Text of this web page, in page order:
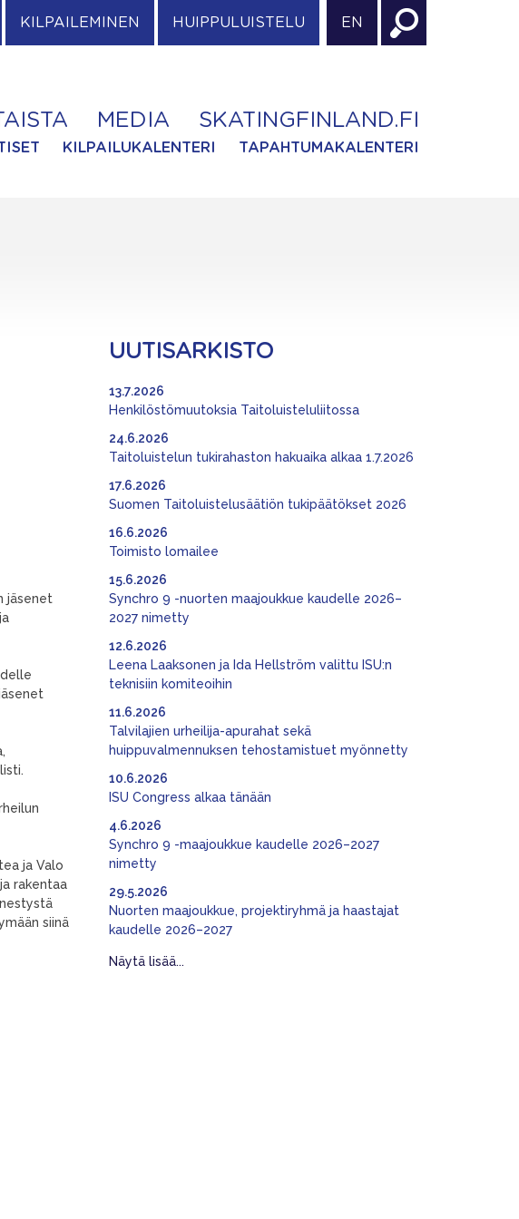
KILPAILEMINEN HUIPPULUISTELU EN
MEDIA SKATINGFINLAND.FI
KILPAILUKALENTERI TAPAHTUMAKALENTERI
jäsenet
ja Valo
rakentaa
siinä
UUTISARKISTO
Henkilöstömuutoksia Taitoluisteluliitossa
13.7.2026
Taitoluistelun tukirahaston hakuaika alkaa 1.7.2026
24.6.2026
Suomen Taitoluistelusäätiön tukipäätökset 2026
17.6.2026
Toimisto lomailee
16.6.2026
Synchro 9 -nuorten maajoukkue kaudelle 2026–
2027 nimetty
15.6.2026
Leena Laaksonen ja Ida Hellström valittu ISU:n
teknisiin komiteoihin
12.6.2026
Talvilajien urheilija-apurahat sekä
huippuvalmennuksen tehostamistuet myönnetty
11.6.2026
ISU Congress alkaa tänään
10.6.2026
Synchro 9 -maajoukkue kaudelle 2026–2027
nimetty
4.6.2026
Nuorten maajoukkue, projektiryhmä ja haastajat
kaudelle 2026–2027
29.5.2026
Näytä lisää...